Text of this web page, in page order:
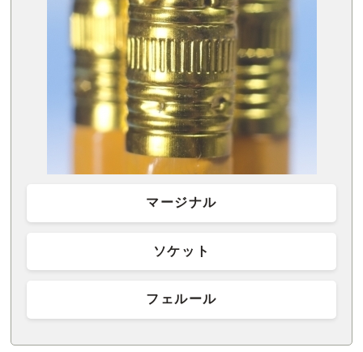
マージナル
ソケット
フェルール